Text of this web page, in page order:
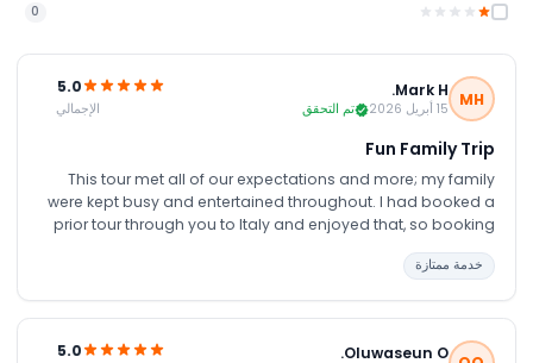
0
MH
Mark H.
15 أبريل 2026 تم التحقق
5.0
الإجمالي
Fun Family Trip
This tour met all of our expectations and more; my family
were kept busy and entertained throughout. I had booked a
prior tour through you to Italy and enjoyed that, so booking
disappointed; the 6 days were full of new, educational, fun
culture and people of Dubai is definitely worth it.
خدمة ممتازة
Oluwaseun O.
5.0